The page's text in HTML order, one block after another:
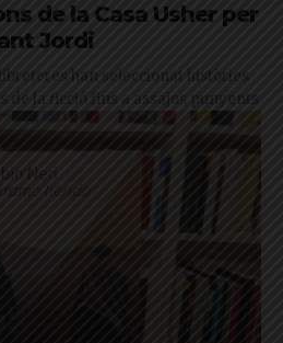
de la Casa Usher per
Jordi
han seleccionat històries
de la ficció fins a assajos punyents